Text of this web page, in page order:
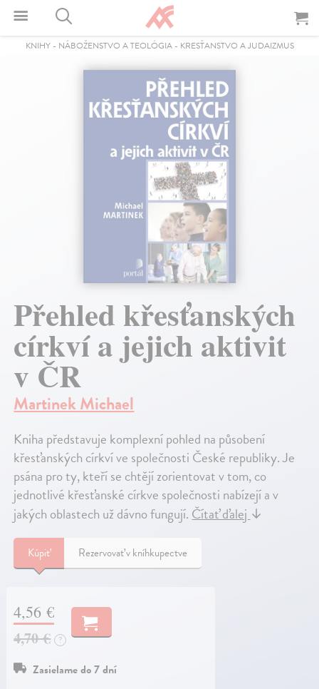
KNIHY- NÁBOŽENSTVO A TEOLÓGIA- KRESŤANSTVO A JUDAIZMUS
Přehled křesťanských
církví a jejich aktivit
v ČR
Martinek Michael
Kniha představuje komplexní pohled na působení
křesťanských církví ve společnosti České republiky. Je
psána pro ty, kteří se chtějí zorientovat v tom, co
jednotlivé křesťanské církve společnosti nabízejí a v
jakých oblastech už dávno fungují. Čítať ďalej ↓
Kúpiť Rezervovať v kníhkupectve
4,56 €
4,70 € ?
Zasielame do 7 dní